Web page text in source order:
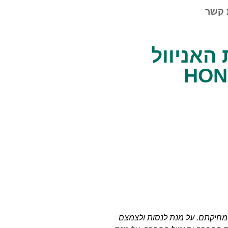
קשר
האניוול
מחיקתם. על מנת לנסות ולצמצם